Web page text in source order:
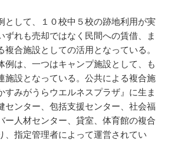
として、１０校中５校の跡地利用が実
ずれも売却ではなく民間への賃借、ま
複合施設としての活用となっている。
例は、一つはキャンプ施設として、も
施設となっている。公共による複合施
すみがうらウエルネスプラザ』に生ま
センター、包括支援センター、社会福
ー人材センター、貸室、体育館の複合
、指定管理者によって運営されてい